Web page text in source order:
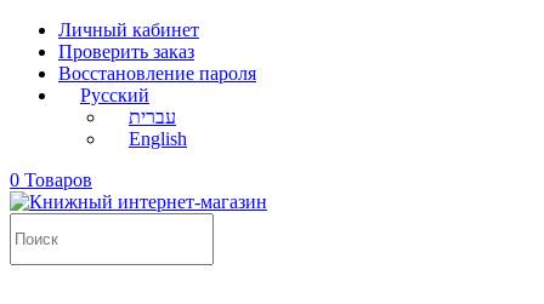
Личный кабинет
Проверить заказ
Восстановление пароля
Русский
עברית
English
0 Товаров